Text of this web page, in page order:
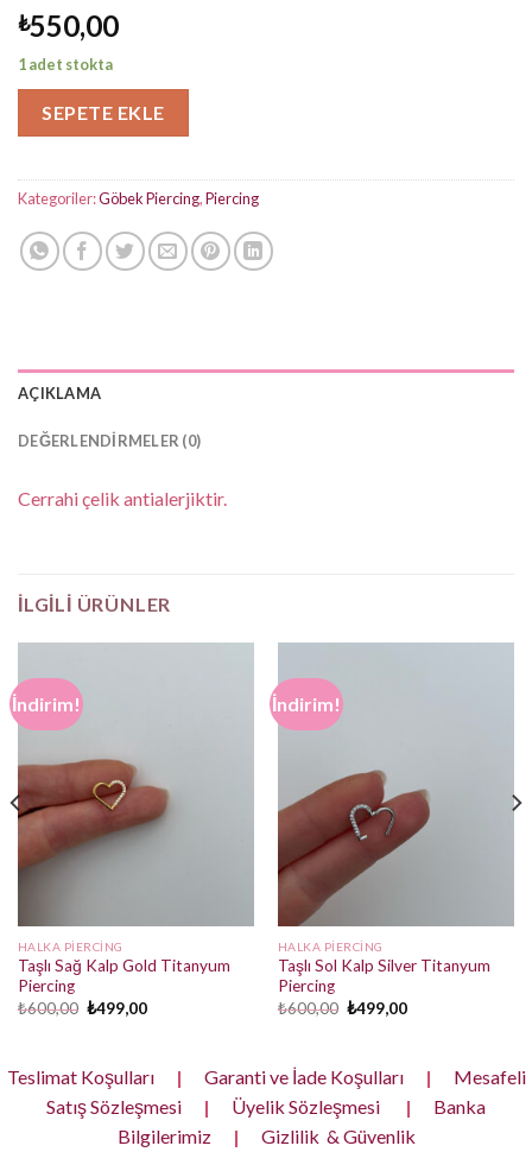
₺550,00
1 adet stokta
SEPETE EKLE
Kategoriler:Göbek Piercing,Piercing
AÇIKLAMA
DEĞERLENDIRMELER (0)
Cerrahi çelik antialerjiktir.
İLGILI ÜRÜNLER
İndirim!
HALKA PIERCING
Taşlı Sağ Kalp Gold Titanyum
Piercing
₺600,00 Orijinal
₺499,00Şu
İndirim!
HALKA PIERCING
Taşlı Sol Kalp Silver Titanyum
Piercing
₺600,00 Orijinal
₺499,00Şu
Teslimat Koşulları | Garanti ve İade Koşulları |
Mesafeli
Satış Sözleşmesi
| Üyelik Sözleşmesi |
Banka
Bilgilerimiz
| Gizlilik & Güvenlik